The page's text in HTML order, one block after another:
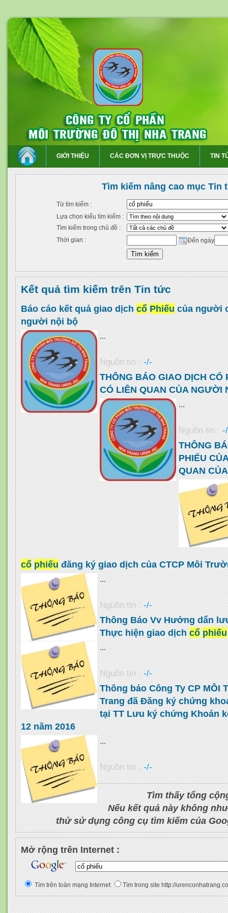
GIỚI THIỆU CÁC ĐƠN VỊ TRỰC THUỘC TIN
Tìm kiếm nâng cao mục Tin
Từ tìm kiếm :
Lựa chọn kiểu tìm kiếm :
Tìm kiếm trong chủ đề :
Thời gian :
Đến ngày
Kết quả tìm kiếm trên Tin tức
Báo cáo kết quả giao dịch cổ Phiếu của người
người nội bộ
...
Nguồn tin : -/-
THÔNG BÁO GIAO DỊCH CỔ
CÓ LIÊN QUAN CỦA NGƯỜI
...
Nguồn tin :
THÔNG
PHIẾU
QUAN
cổ phiếu đăng ký giao dịch của CTCP Môi
...
Nguồn tin : -/-
Thông Báo Vv Hướng dẩn
Thực hiện giao dịch cổ phiếu
...
Nguồn tin : -/-
Thông báo Công Ty CP MÔI
Trang đã Đăng ký chứng
tại TT Lưu ký chứng Khoán
12 năm 2016
...
Nguồn tin : -/-
Tìm thấy tổng
Nếu kết quả này không
thử sử dụng công cụ tìm kiếm của
Mở rộng trên Internet :
Tìm trên toàn mạng Internet Tìm trong site http://